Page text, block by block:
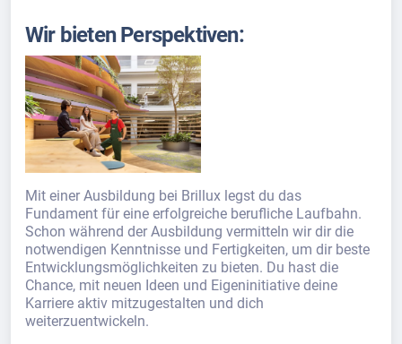
Wir bieten Perspektiven:
Mit einer Ausbildung bei Brillux legst du das
Fundament für eine erfolgreiche berufliche Laufbahn.
Schon während der Ausbildung vermitteln wir dir die
notwendigen Kenntnisse und Fertigkeiten, um dir beste
Entwicklungsmöglichkeiten zu bieten. Du hast die
Chance, mit neuen Ideen und Eigeninitiative deine
Karriere aktiv mitzugestalten und dich
weiterzuentwickeln.